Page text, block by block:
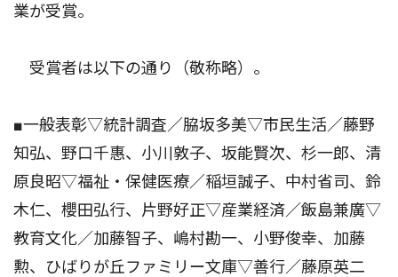
業が受賞。
受賞者は以下の通り（敬称略）。
■一般表彰▽統計調査／脇坂多美▽市民生活／藤野
知弘、野口千惠、小川敦子、坂能賢次、杉一郎、清
原良昭▽福祉・保健医療／稲垣誠子、中村省司、鈴
木仁、櫻田弘行、片野好正▽産業経済／飯島兼廣▽
教育文化／加藤智子、嶋村勘一、小野俊幸、加藤
勲、ひばりが丘ファミリー文庫▽善行／藤原英二